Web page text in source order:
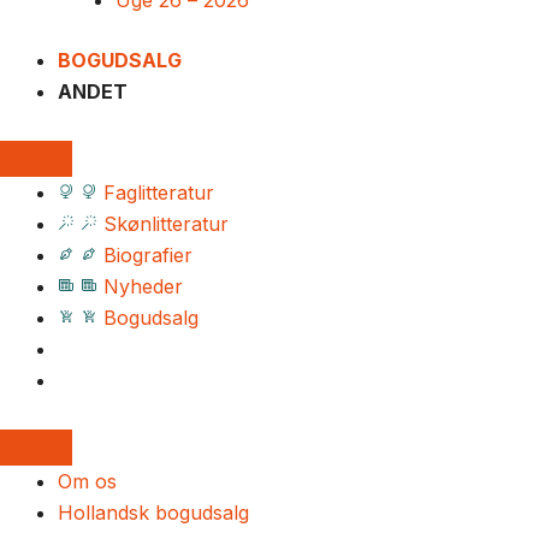
BOGUDSALG
ANDET
Faglitteratur
Skønlitteratur
Biografier
Nyheder
Bogudsalg
Om os
Hollandsk bogudsalg